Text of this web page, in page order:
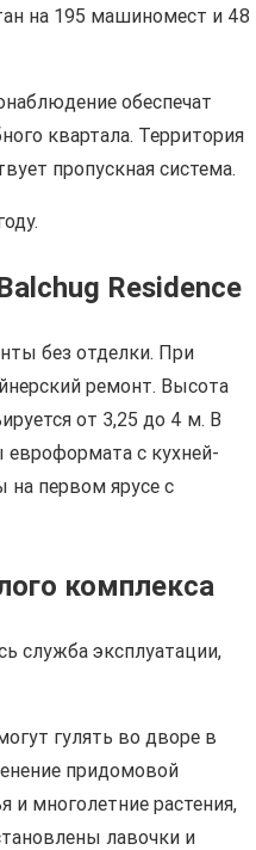
на 195 машиномест и 48
обеспечат
квартала. Территория
пропускная система.
Residence
без отделки. При
ремонт. Высота
от 3,25 до 4 м. В
с кухней-
на первом ярусе с
комплекса
служба эксплуатации,
гулять во дворе в
придомовой
и многолетние растения,
лавочки и